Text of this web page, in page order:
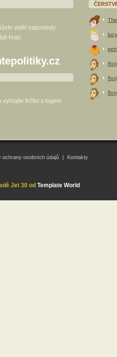
vidět naposledy
hrají.
vyhrajte tričko s logem
ochrany osobních údajů |
Kontakty
Jet 30 od Template World